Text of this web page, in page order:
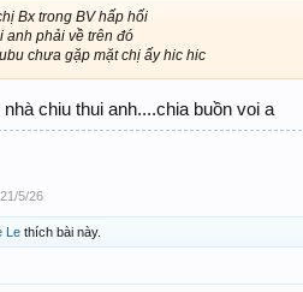
Bx trong BV hấp hối
anh phải về trên đó
chưa gặp mặt chị ấy hic hic
nhà chiu thui anh....chia buồn voi a
21/5/26
Le thích bài này.